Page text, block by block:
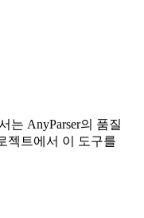
는 AnyParser의 품질
젝트에서 이 도구를